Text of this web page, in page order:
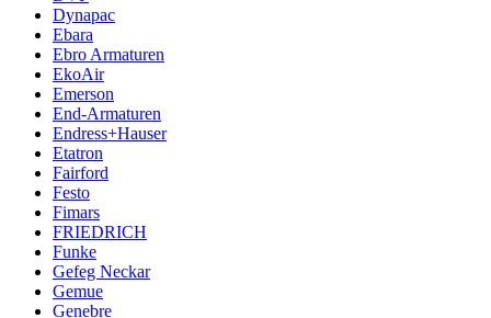
Dynapac
Ebara
Ebro Armaturen
EkoAir
Emerson
End-Armaturen
Endress+Hauser
Etatron
Fairford
Festo
Fimars
FRIEDRICH
Funke
Gefeg Neckar
Gemue
Genebre